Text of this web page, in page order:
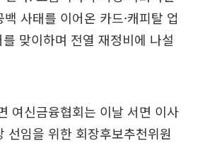
사태를 이어온 카드·캐피탈 업
맞이하며 전열 재정비에 나설
여신금융협회는 이날 서면 이사
선임을 위한 회장후보추천위원